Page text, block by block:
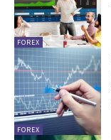
FOREX
FOREX